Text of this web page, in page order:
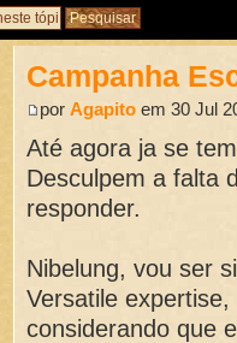
Campanha
por Agapito em 30 Jul
Até agora ja se
Desculpem a falta
responder.
Nibelung, vou ser
Versatile
considerando que